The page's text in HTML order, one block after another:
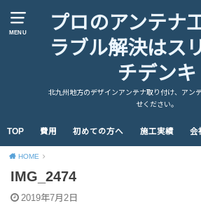
MENU
プロのアンテナ
ラブル解決はス
チデンキ
北九州地方のデザインアンテナ取り付け、アン
せください。
TOP 費用 初めての方へ 施工実績 会
HOME
IMG_2474
2019年7月2日